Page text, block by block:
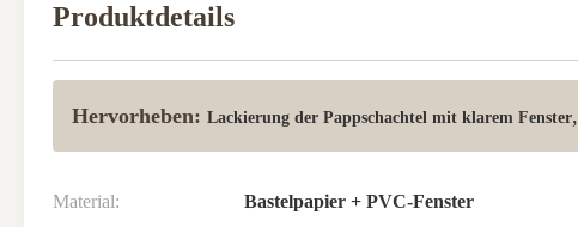
Produktdetails
Hervorheben: Lackierung der Pappschachtel mit klarem Fenster,
Material: Bastelpapier + PVC-Fenster